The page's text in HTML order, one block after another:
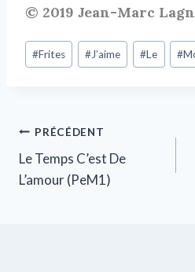
© 2019 Jean-Marc
#Frites #J’aime #Le #
PRÉCÉDENT
Le Temps C’est De
L’amour (PeM1)